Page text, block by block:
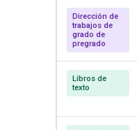
Dirección de
trabajos de
grado de
pregrado
Libros de
texto